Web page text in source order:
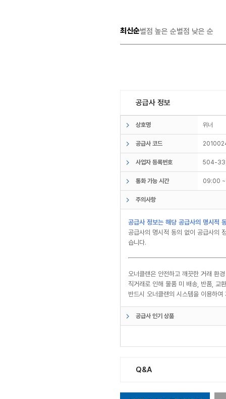
최신순별점 높은 순별점 낮은 순
공급사 정보
상호명 위너
공급사 코드
사업자 등록번호 504-
통화 가능 시간 09:00
주의사항
공급사 정보는 해당 공급사의 명시적
공급사의 명시적 동의 없이 공급사의
습니다.
오너클랜은 안전하고 깨끗한 거래 환
직거래로 인해 물품 미 배송, 반품, 교
반드시 오너클랜의 시스템을 이용하
공급사 인기 상품
Q&A